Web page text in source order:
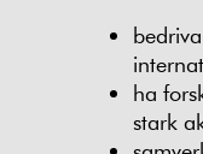
ha
stark